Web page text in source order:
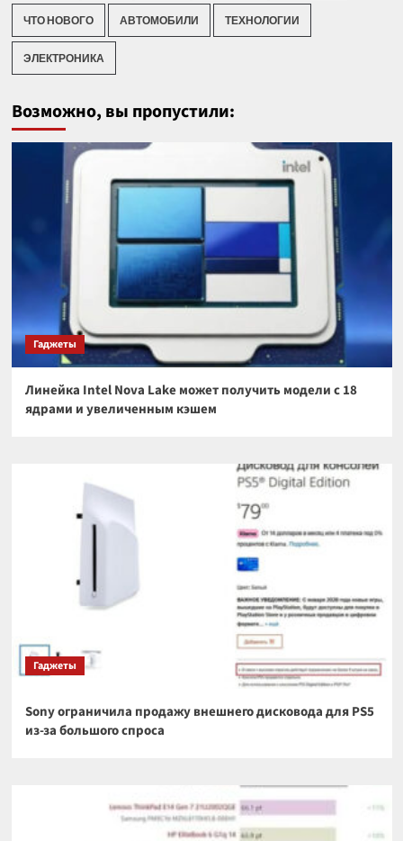
ЧТО НОВОГО АВТОМОБИЛИ ТЕХНОЛОГИИ
ЭЛЕКТРОНИКА
Возможно, вы пропустили:
Гаджеты
Линейка Intel Nova Lake может получить модели с 18
ядрами и увеличенным кэшем
Гаджеты
Sony ограничила продажу внешнего дисковода для PS5
из-за большого спроса